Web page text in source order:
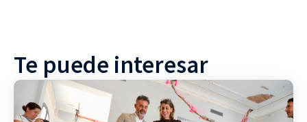
Te puede interesar